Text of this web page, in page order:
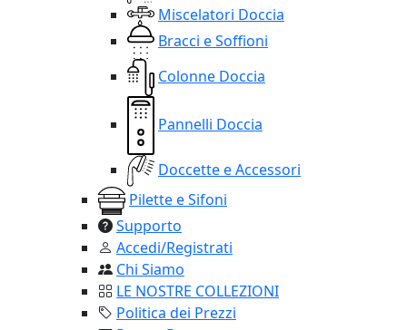
Miscelatori Doccia
Bracci e Soffioni
Colonne Doccia
Pannelli Doccia
Doccette e Accessori
Pilette e Sifoni
Supporto
Accedi/Registrati
Chi Siamo
LE NOSTRE COLLEZIONI
Politica dei Prezzi